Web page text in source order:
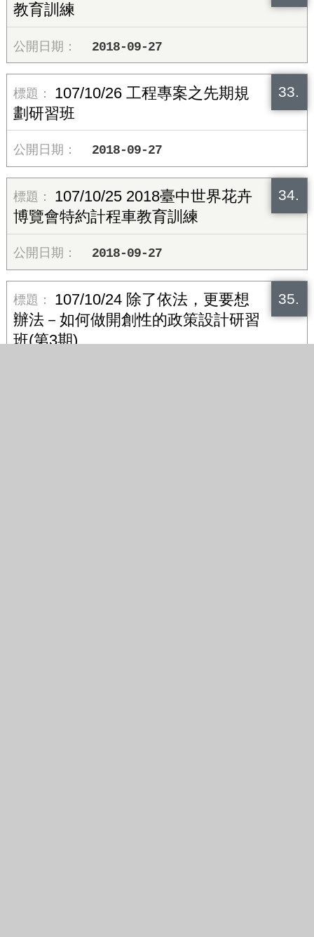
教育訓練
2018-09-27
33.
107/10/26 工程專案之先期規
劃研習班
2018-09-27
34.
107/10/25 2018臺中世界花卉
博覽會特約計程車教育訓練
2018-09-27
35.
107/10/24 除了依法，更要想
辦法－如何做開創性的政策設計研習
班(第3期)